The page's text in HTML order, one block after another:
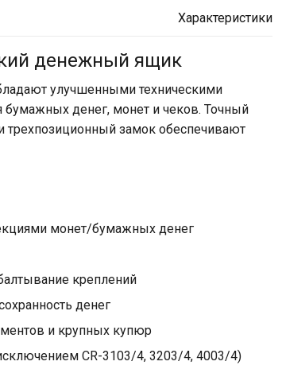
Характеристики
денежный ящик
улучшенными техническими
бумажных денег, монет и чеков. Точный
замок обеспечивают
монет/бумажных денег
креплений
денег
и крупных купюр
CR-3103/4, 3203/4, 4003/4)